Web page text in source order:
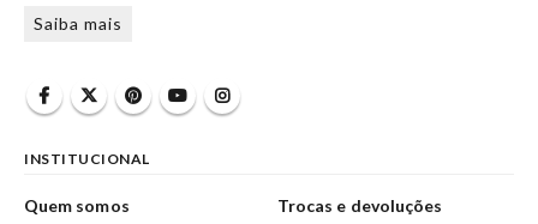
Saiba mais
INSTITUCIONAL
Quem somos
Trocas e devoluções